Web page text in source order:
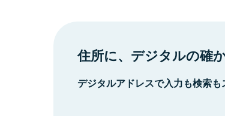
住所に、デジタルの確か
デジタルアドレスで入力も検索も